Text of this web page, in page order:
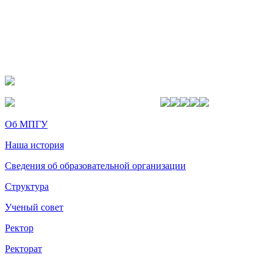
Об МПГУ
Наша история
Сведения об образовательной организации
Структура
Ученый совет
Ректор
Ректорат